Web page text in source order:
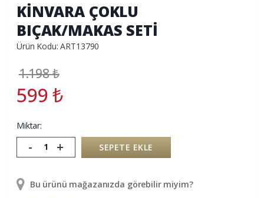
KİNVARA ÇOKLU
BIÇAK/MAKAS SETİ
Ürün Kodu: ART13790
1.198₺
599₺
Miktar:
- + SEPETE EKLE
Bu ürünü mağazanızda görebilir miyim?